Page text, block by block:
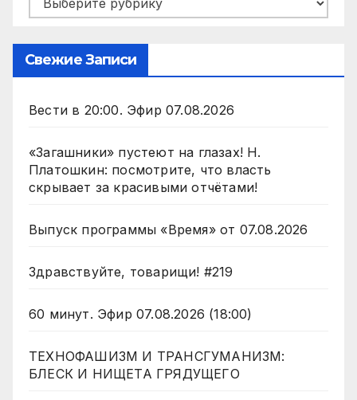
Свежие Записи
Вести в 20:00. Эфир 07.08.2026
«Загашники» пустеют на глазах! Н.
Платошкин: посмотрите, что власть
скрывает за красивыми отчётами!
Выпуск программы «Время» от 07.08.2026
Здравствуйте, товарищи! #219
60 минут. Эфир 07.08.2026 (18:00)
ТЕХНОФАШИЗМ И ТРАНСГУМАНИЗМ:
БЛЕСК И НИЩЕТА ГРЯДУЩЕГО